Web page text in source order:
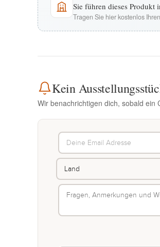
Sie führen dieses Produkt
Tragen Sie hier kostenlos
Kein
Wir benachrichtigen dich, sobald ein